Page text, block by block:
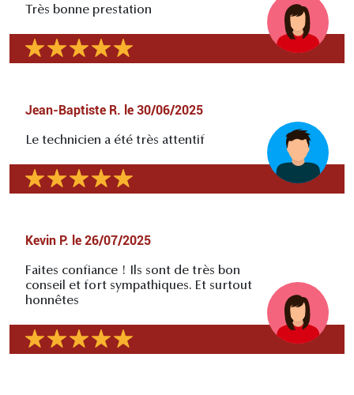
Très bonne prestation
Jean-Baptiste R. le 30/06/2025
Le technicien a été très attentif
Kevin P. le 26/07/2025
Faites confiance ! Ils sont de très bon
conseil et fort sympathiques. Et surtout
honnêtes